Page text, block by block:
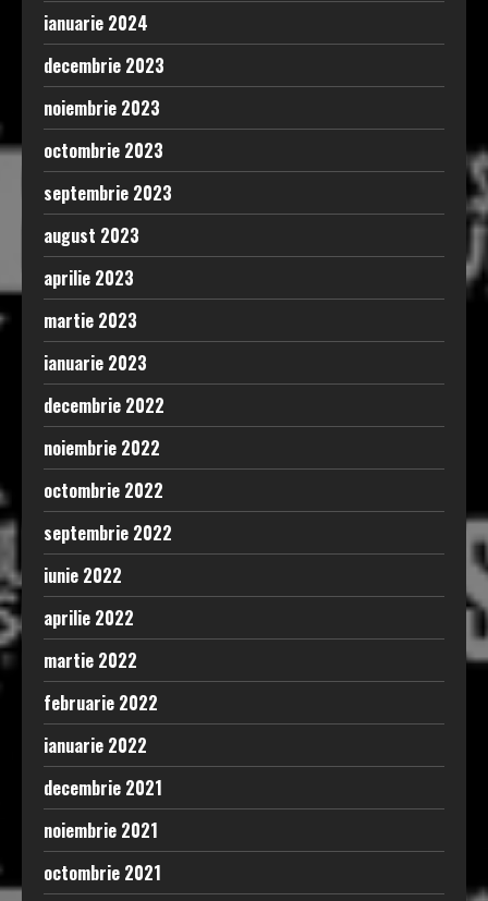
ianuarie 2024
decembrie 2023
noiembrie 2023
octombrie 2023
septembrie 2023
august 2023
aprilie 2023
martie 2023
ianuarie 2023
decembrie 2022
noiembrie 2022
octombrie 2022
septembrie 2022
iunie 2022
aprilie 2022
martie 2022
februarie 2022
ianuarie 2022
decembrie 2021
noiembrie 2021
octombrie 2021